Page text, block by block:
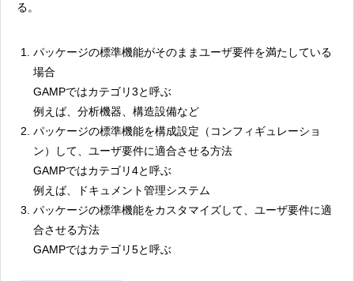
る。
パッケージの標準機能がそのままユーザ要件を満たしている
場合
GAMPではカテゴリ3と呼ぶ
例えば、分析機器、構造設備など
パッケージの標準機能を構成設定（コンフィギュレーショ
ン）して、ユーザ要件に適合させる方法
GAMPではカテゴリ4と呼ぶ
例えば、ドキュメント管理システム
パッケージの標準機能をカスタマイズして、ユーザ要件に適
合させる方法
GAMPではカテゴリ5と呼ぶ